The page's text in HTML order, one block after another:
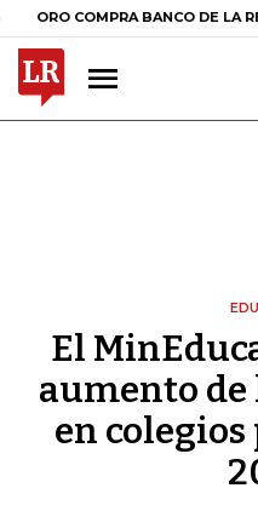
COMPRA BANCO DE LA REPÚBLICA
El
aumento
en